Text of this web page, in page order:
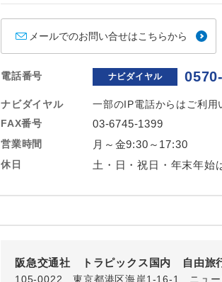
メールでのお問い合せはこちらから
電話番号 ナビダイヤル
ナビダイヤル
一部のIP電話からはご利用
FAX番号
03-6745-1399
営業時間 月～金9:30～17:30
休日 土・日・祝日・年末年始
阪急交通社 トラピックス国内 自由旅
105-0022 東京都港区海岸1-16-1 ニュー
おひとり様バス2席